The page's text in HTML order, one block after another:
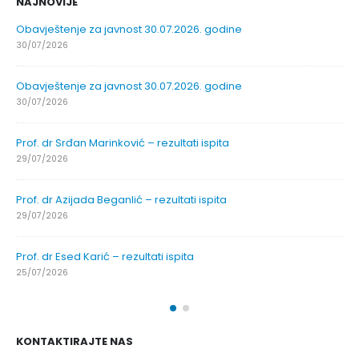
Obavještenje za javnost 30.07.2026. godine
30/07/2026
Obavještenje za javnost 30.07.2026. godine
30/07/2026
Prof. dr Srđan Marinković – rezultati ispita
29/07/2026
Prof. dr Azijada Beganlić – rezultati ispita
29/07/2026
Prof. dr Esed Karić – rezultati ispita
25/07/2026
KONTAKTIRAJTE NAS